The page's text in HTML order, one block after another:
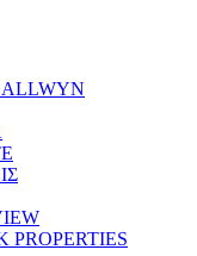
PROPERTIES